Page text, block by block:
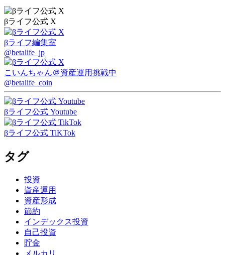
βライフ公式 X
βライフ編集室
@betalife_jp
こいんちゃん＠資産運用挑戦中
@betalife_coin
βライフ公式 Youtube
βライフ公式 TiKTok
タグ
投資
資産運用
資産形成
節約
インデックス投資
自己投資
貯金